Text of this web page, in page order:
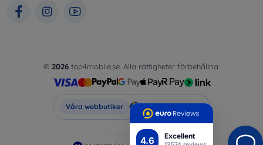
4.6 Excellent
© 2026 top4mobile.se. Alla rättigheter förbehållna.
Våra webbutiker Top4Mobile.se